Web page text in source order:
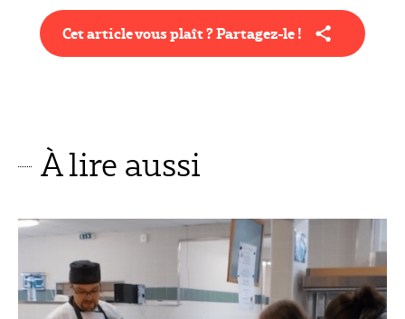
Cet article vous plaît ? Partagez-le !
À lire aussi